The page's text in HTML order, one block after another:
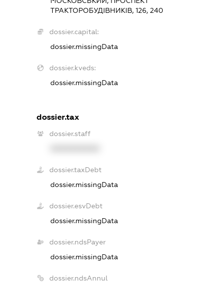
ТРАКТОРОБУДІВНИКІВ, 126, 240
dossier.capital:
dossier.missingData
dossier.kveds:
dossier.missingData
dossier.tax
dossier.staff
dossier.taxDebt
dossier.missingData
dossier.esvDebt
dossier.missingData
dossier.ndsPayer
dossier.missingData
dossier.ndsAnnul